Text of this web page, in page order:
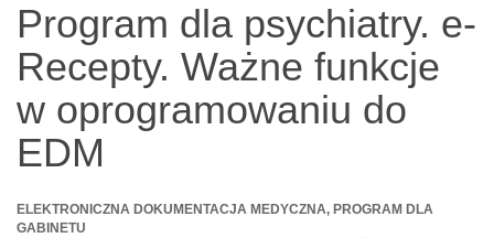
Program dla psychiatry. e-
Recepty. Ważne funkcje
w oprogramowaniu do
EDM
ELEKTRONICZNA DOKUMENTACJA MEDYCZNA, PROGRAM DLA
GABINETU